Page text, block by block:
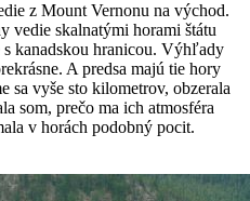
z Mount Vernonu na východ.
vedie skalnatými horami štátu
s kanadskou hranicou. Výhľady
A predsa majú tie hory
sa vyše sto kilometrov, obzerala
som, prečo ma ich atmosféra
v horách podobný pocit.